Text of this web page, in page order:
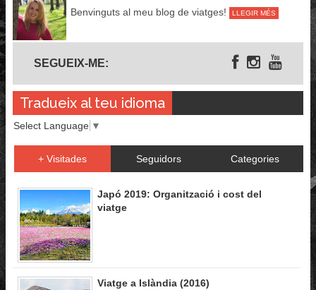
Benvinguts al meu blog de viatges!
LLEGIR MÉS
SEGUEIX-ME:
Tradueix al teu idioma
Select Language ▼
+ Visitades Seguidors Categories
Japó 2019: Organització i cost del
viatge
Viatge a Islàndia (2016)